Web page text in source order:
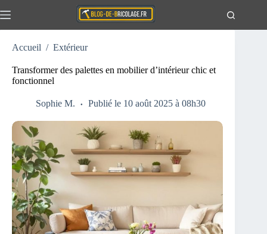
au
Aucun
Actualités
Travaux
Extérieur
Maison
Accueil / Extérieur
Transformer des palettes en mobilier d’intérieur chic et
fonctionnel
Sophie M. Publié le 10 août 2025 à 08h30